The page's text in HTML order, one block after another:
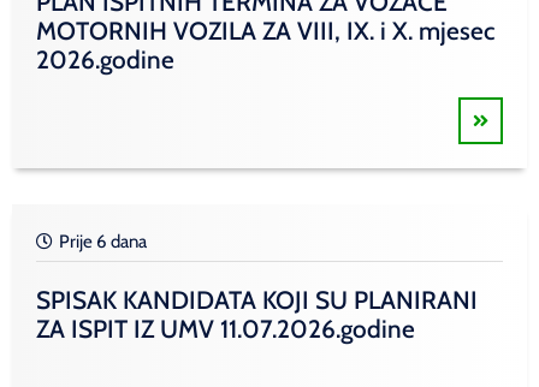
MOTORNIH VOZILA ZA VIII, IX. i X. mjesec
2026.godine
Prije 6 dana
SPISAK KANDIDATA KOJI SU PLANIRANI
ZA ISPIT IZ UMV 11.07.2026.godine